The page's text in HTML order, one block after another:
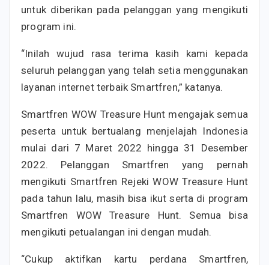
untuk diberikan pada pelanggan yang mengikuti
program ini.
“Inilah wujud rasa terima kasih kami kepada
seluruh pelanggan yang telah setia menggunakan
layanan internet terbaik Smartfren,” katanya.
Smartfren WOW Treasure Hunt mengajak semua
peserta untuk bertualang menjelajah Indonesia
mulai dari 7 Maret 2022 hingga 31 Desember
2022. Pelanggan Smartfren yang pernah
mengikuti Smartfren Rejeki WOW Treasure Hunt
pada tahun lalu, masih bisa ikut serta di program
Smartfren WOW Treasure Hunt. Semua bisa
mengikuti petualangan ini dengan mudah.
“Cukup aktifkan kartu perdana Smartfren,